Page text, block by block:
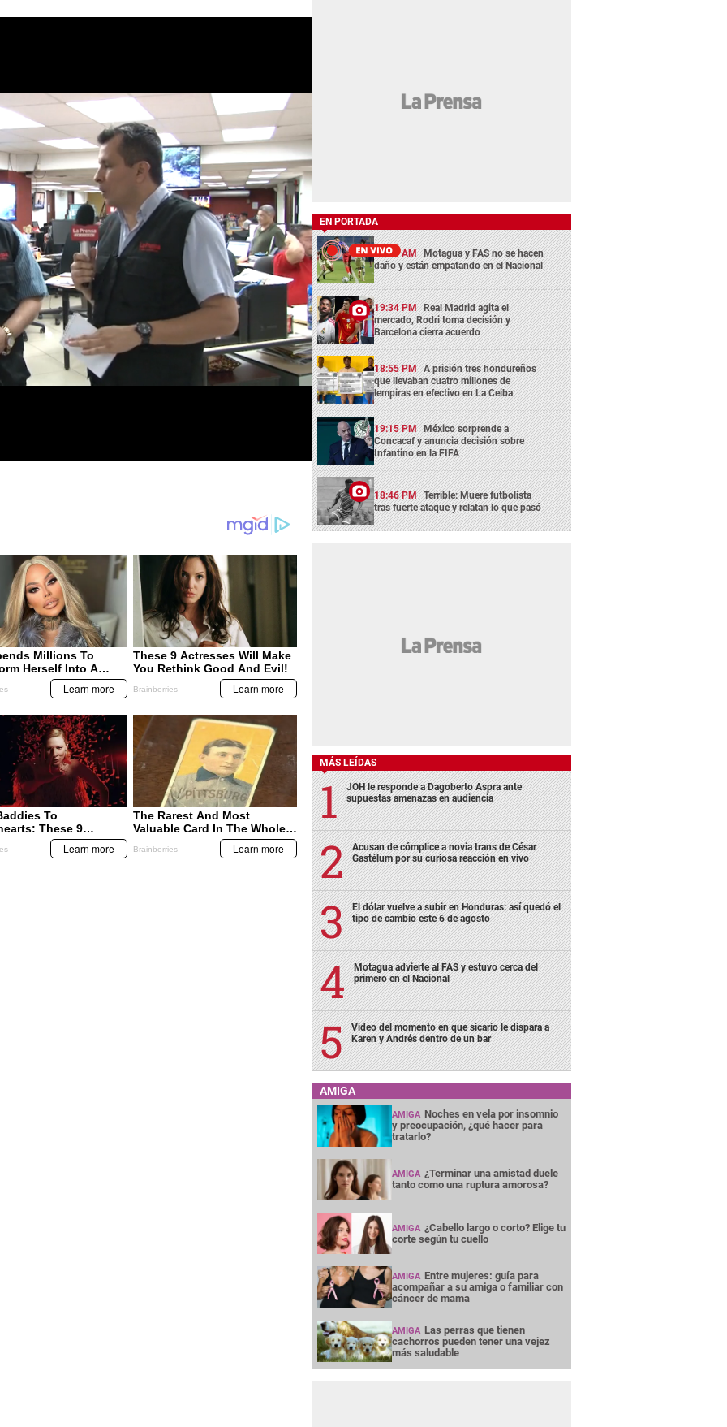
EN PORTADA
11:45 AM Motagua y FAS no se hacen
daño y están empatando en el Nacional
19:34 PM Real Madrid agita el
mercado, Rodri toma decisión y
Barcelona cierra acuerdo
18:55 PM A prisión tres hondureños
que llevaban cuatro millones de
lempiras en efectivo en La Ceiba
19:15 PM México sorprende a
Concacaf y anuncia decisión sobre
Infantino en la FIFA
18:46 PM Terrible: Muere futbolista
tras fuerte ataque y relatan lo que pasó
MÁS LEÍDAS
JOH le responde a Dagoberto Aspra ante
supuestas amenazas en audiencia
Acusan de cómplice a novia trans de César
Gastélum por su curiosa reacción en vivo
El dólar vuelve a subir en Honduras: así quedó el
tipo de cambio este 6 de agosto
Motagua advierte al FAS y estuvo cerca del
primero en el Nacional
Video del momento en que sicario le dispara a
Karen y Andrés dentro de un bar
AMIGA
AMIGA Noches en vela por insomnio
y preocupación, ¿qué hacer para
tratarlo?
AMIGA ¿Terminar una amistad duele
tanto como una ruptura amorosa?
AMIGA ¿Cabello largo o corto? Elige tu
corte según tu cuello
AMIGA Entre mujeres: guía para
acompañar a su amiga o familiar con
cáncer de mama
AMIGA Las perras que tienen
cachorros pueden tener una vejez
más saludable